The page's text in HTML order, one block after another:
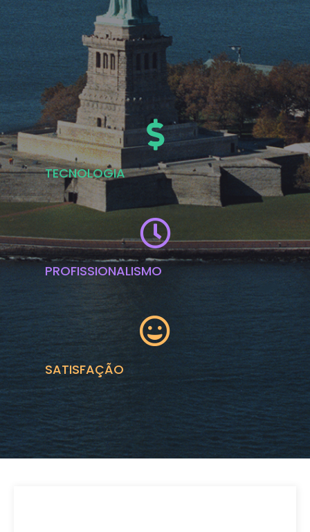
.
TECNOLOGIA
PROFISSIONALISMO
SATISFAÇÃO